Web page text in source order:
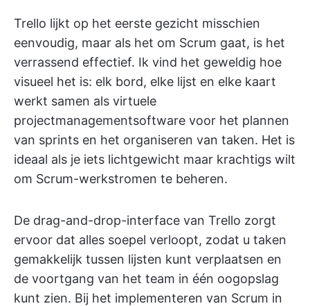
Trello lijkt op het eerste gezicht misschien
eenvoudig, maar als het om Scrum gaat, is het
verrassend effectief. Ik vind het geweldig hoe
visueel het is: elk bord, elke lijst en elke kaart
werkt samen als virtuele
projectmanagementsoftware voor het plannen
van sprints en het organiseren van taken. Het is
ideaal als je iets lichtgewicht maar krachtigs wilt
om Scrum-werkstromen te beheren.
De drag-and-drop-interface van Trello zorgt
ervoor dat alles soepel verloopt, zodat u taken
gemakkelijk tussen lijsten kunt verplaatsen en
de voortgang van het team in één oogopslag
kunt zien. Bij het implementeren van Scrum in